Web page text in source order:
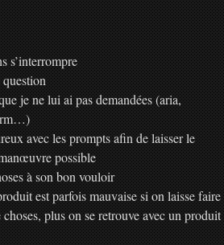
s’interrompre
je ne lui ai pas demandées (aria,
avec les prompts afin de laisser le
possible
à son bon vouloir
est parfois mauvaise si on laisse faire
plus on se retrouve avec un produit